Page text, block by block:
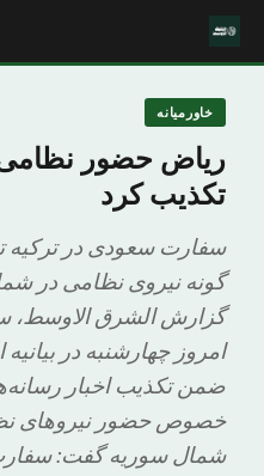
خاورمیانه
ریاض حضور نظامی
تکذیب کرد
سفارت سعودی در ترکیه
گونه نیروی نظامی در
گزارش الشرق الاوسط،
امروز چهارشنبه در
ضمن تکذیب اخبار رسانه‌ها
خصوص حضور نیروهای
شمال سوریه گفت: